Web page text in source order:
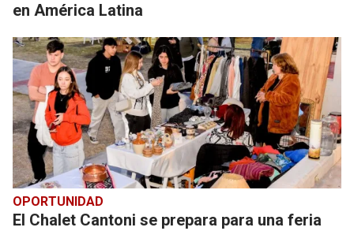
en América Latina
OPORTUNIDAD
El Chalet Cantoni se prepara para una feria